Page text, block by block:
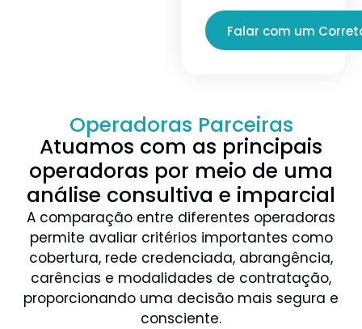
Falar com um
Operadoras Parceiras
Atuamos com as principais
operadoras por meio de uma
análise consultiva e imparcial
A comparação entre diferentes operadoras
permite avaliar critérios importantes como
cobertura, rede credenciada, abrangência,
carências e modalidades de contratação,
proporcionando uma decisão mais segura e
consciente.